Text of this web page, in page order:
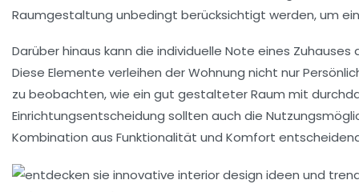
Raumgestaltung unbedingt berücksichtigt werden, um
Darüber hinaus kann die individuelle Note eines
Diese Elemente verleihen der Wohnung nicht nur
zu beobachten, wie ein gut gestalteter Raum mit
Einrichtungsentscheidung sollten auch die
Kombination aus Funktionalität und Komfort